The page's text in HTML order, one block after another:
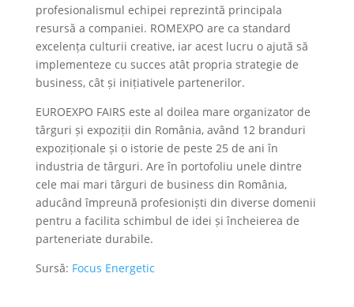
profesionalismul echipei reprezintă principala
resursă a companiei. ROMEXPO are ca standard
excelența culturii creative, iar acest lucru o ajută să
implementeze cu succes atât propria strategie de
business, cât și inițiativele partenerilor.
EUROEXPO FAIRS este al doilea mare organizator de
târguri și expoziții din România, având 12 branduri
expoziționale și o istorie de peste 25 de ani în
industria de târguri. Are în portofoliu unele dintre
cele mai mari târguri de business din România,
aducând împreună profesioniști din diverse domenii
pentru a facilita schimbul de idei și încheierea de
parteneriate durabile.
Sursă: Focus Energetic